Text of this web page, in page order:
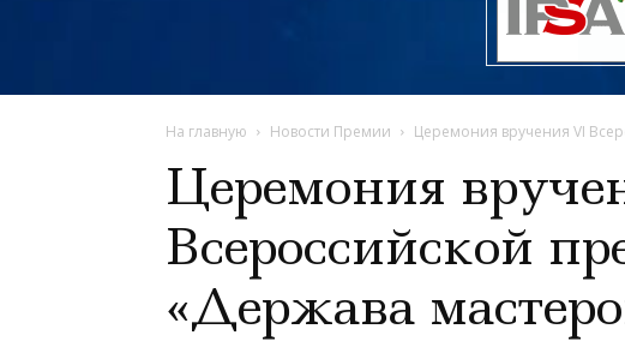
На главную Новости Премии Церемония вручения VI
Церемония
Всероссийской
«Держава